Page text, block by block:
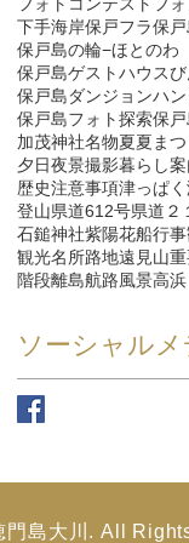
下手海岸保戸フラ保
保戸島の輪−ほとのわ
保戸島ゲストハウスび
保戸島ダンジョンハ
保戸島フォト探索保
加茂神社名物夏夏まつ
夕日夜景撮影暮らし
歴史注意事項津っぱく
登山県道612号県道２
石鎚神社紫陽花船行事
観光名所路地遠見山
階段離島航路 風景高
ソーシャル
門島大川. All